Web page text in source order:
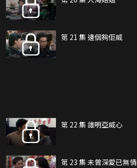
第 21 集 邊個夠佢威
第 22 集 誰明亞威心
第 23 集 未曾深愛已無情